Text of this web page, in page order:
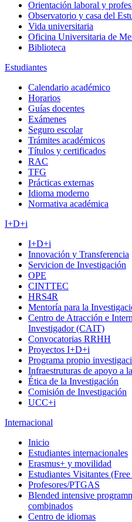
Orientación laboral y
Observatorio y casa del
Vida universitaria
Oficina Universitaria de
Biblioteca
Estudiantes
Calendario académico
Horarios
Guías docentes
Exámenes
Seguro escolar
Trámites académicos
Títulos y certificados
RAC
TFG
Prácticas externas
Idioma moderno
Normativa académica
I+D+i
I+D+i
Innovación y Transferencia
Servicion de Investigación
OPE
CINTTEC
HRS4R
Mentoría para la
Centro de Atracción e
Investigador (CAIT)
Convocatorias RRHH
Proyectos I+D+i
Programa propio
Infraestruturas de apoyo a
Ética de la Investigación
Comisión de Investigación
UCC+i
Internacional
Inicio
Estudiantes internacionales
Erasmus+ y movilidad
Estudiantes Visitantes
Profesores/PTGAS
Blended intensive
combinados
Centro de idiomas